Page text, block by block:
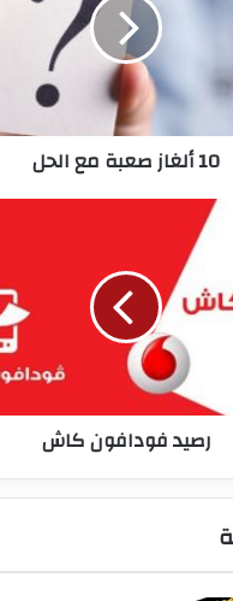
10 ألغاز صعبة مع الحل
رصيد فودافون كاش